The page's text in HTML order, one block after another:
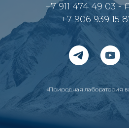
+7 911 474 49 03
+7 906 939 15
«Природная лаборатория